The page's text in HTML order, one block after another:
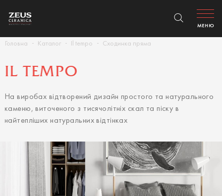
Головна Каталог Il tempo Сходинка пряма
МЕНЮ
IL TEMPO
На виробах відтворений дизайн простого та натурального
каменю, виточеного з тисячолітніх скал та піску в
найтепліших натуральних відтінках